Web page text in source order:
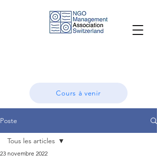
Cours à venir
Poste
Tous les articles
23 novembre 2022